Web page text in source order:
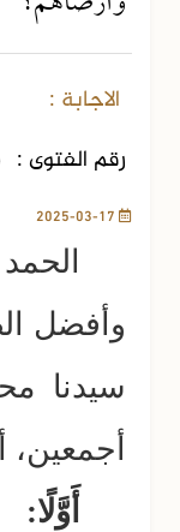
الاجابة :
رقم الفتوى :
وأفضل
سيدنا
أجمعين،
أَوَّلًا: